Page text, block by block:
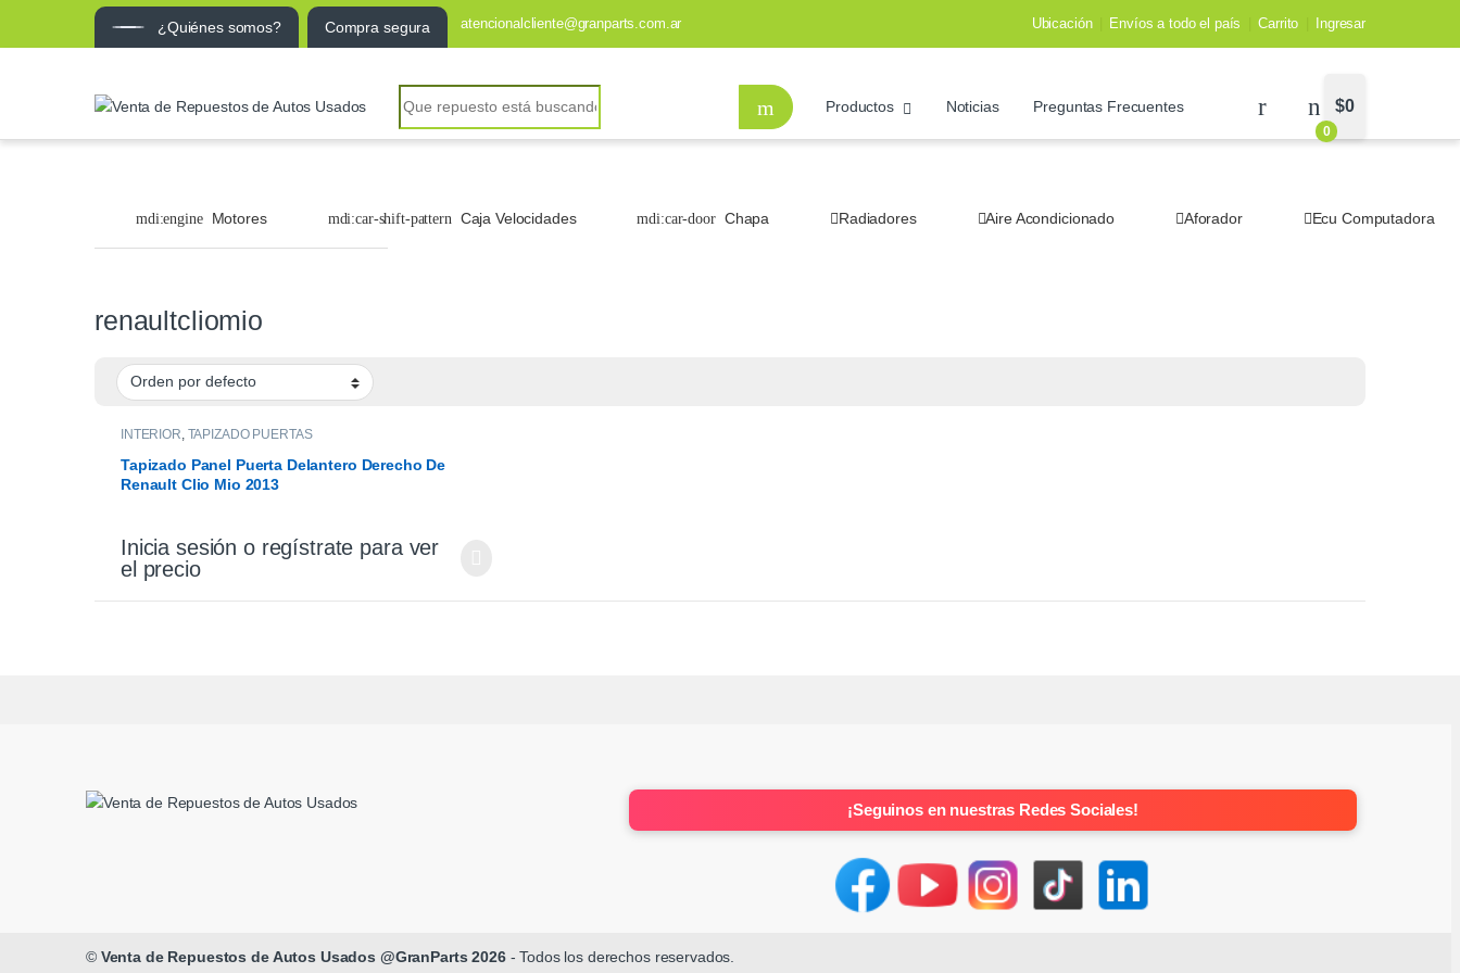
¿Quiénes somos? Compra segura atencionalcliente@granparts.com.ar Ubicación Envíos a todo el país Carrito Ingresar
Search for:
Productos Noticias Preguntas Frecuentes
0
$0
renaultcliomio
INTERIOR, TAPIZADO PUERTAS
Tapizado Panel Puerta Delantero Derecho De
Renault Clio Mio 2013
Inicia sesión o regístrate para ver
el precio
Motores Caja Velocidades Chapa Radiadores Aire Acondicionado Aforador Ecu Computadora
¡Seguinos en nuestras Redes Sociales!
© Venta de Repuestos de Autos Usados @GranParts 2026- Todos los derechos reservados.